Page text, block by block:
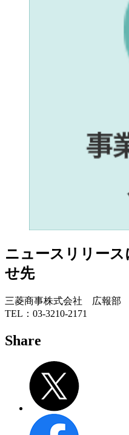
ニュースリリー
せ先
三菱商事株式会社 広報部
TEL：03-3210-2171
Share